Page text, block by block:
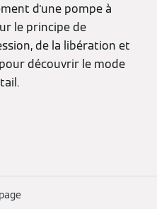
d'une pompe à
le principe de
de la libération et
découvrir le mode